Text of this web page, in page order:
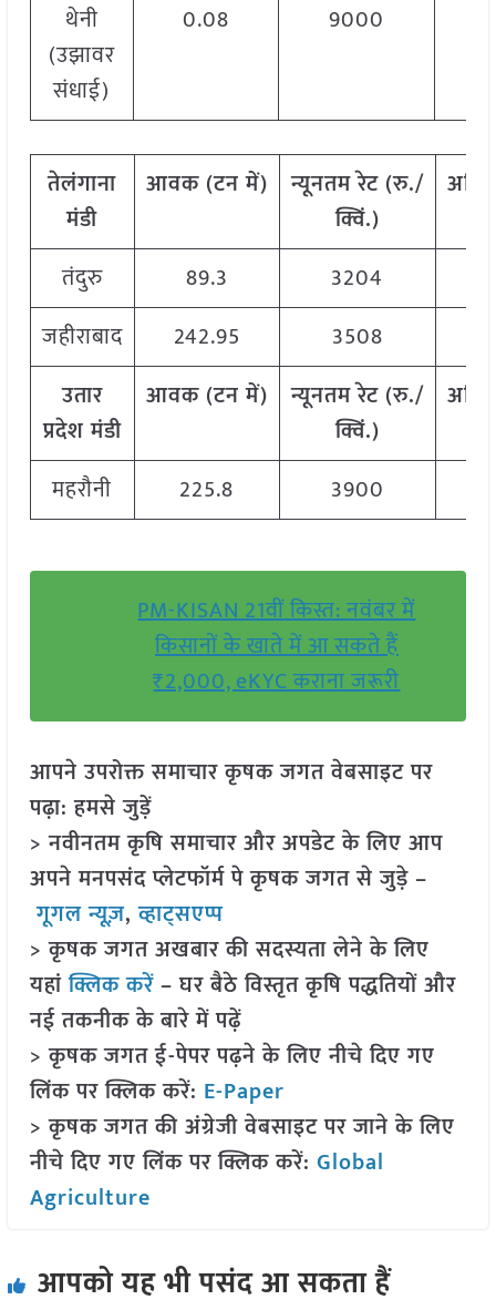
थेनी
(उझावर
संधाई)
0.08 9000
तेलंगाना
मंडी
आवक (टनमें) न्यूनतमरेट (रु./
क्विं.)
तंदुरु 89.3
3204
जहीराबाद
242.95
3508
उतार
प्रदेश मंडी
आवक (टनमें) न्यूनतमरेट (रु./
क्विं.)
महरौनी 225.8 3900
PM-KISAN 21वीं किस्त: नवंबर में
किसानों के खाते में आ सकते हैं
₹2,000, eKYC कराना जरूरी
आपने उपरोक्त समाचार कृषक जगत वेबसाइट पर
पढ़ा: हमसे जुड़ें
> नवीनतम कृषि समाचार और अपडेट के लिए आप
अपने मनपसंद प्लेटफॉर्म पे कृषक जगत से जुड़े –
गूगल न्यूज़,व्हाट्सएप्प
> कृषक जगत अखबार की सदस्यता लेने के लिए
यहांक्लिक करें– घर बैठे विस्तृत कृषि पद्धतियों और
नई तकनीक के बारे में पढ़ें
> कृषक जगत ई-पेपर पढ़ने के लिए नीचे दिए गए
लिंक पर क्लिक करें: E-Paper
> कृषक जगत की अंग्रेजी वेबसाइट पर जाने के लिए
नीचे दिए गए लिंक पर क्लिक करें: Global
Agriculture
आपको यह भी पसंद आ सकता हैं